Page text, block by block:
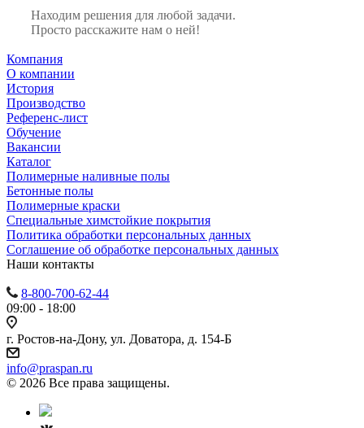
Находим решения для любой задачи.
Просто расскажите нам о ней!
Компания
О компании
История
Производство
Референс-лист
Обучение
Вакансии
Каталог
Полимерные наливные полы
Бетонные полы
Полимерные краски
Специальные химстойкие покрытия
Политика обработки персональных данных
Cоглашение об обработке персональных данных
Наши контакты
8-800-700-62-44
09:00 - 18:00
г. Ростов-на-Дону, ул. Доватора, д. 154-Б
info@praspan.ru
© 2026 Все права защищены.